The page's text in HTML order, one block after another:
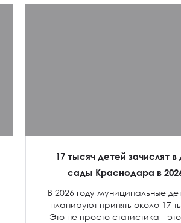
17 тысяч детей зачислят в
сады Краснодара в
В 2026 году муниципальные
планируют принять около 17
Это не просто статистика -